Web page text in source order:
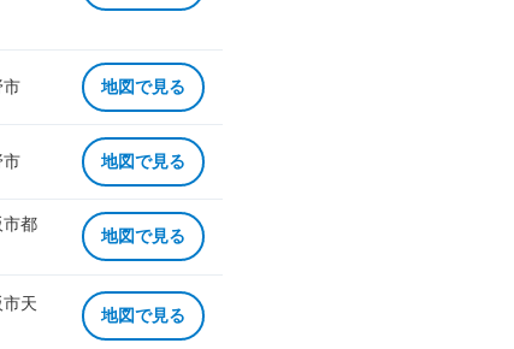
市 地図で見る
市 地図で見る
市都
地図で見る
天
地図で見る